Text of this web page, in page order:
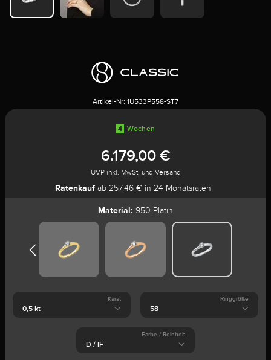
Artikel-Nr: 1U533P558-ST7
4 Wochen
6.179,00 €
UVP inkl. MwSt. und Versand
Ratenkauf ab 257,46 € in 24 Monatsraten
Material: 950 Platin
Karat Ringgröße
Farbe / Reinheit